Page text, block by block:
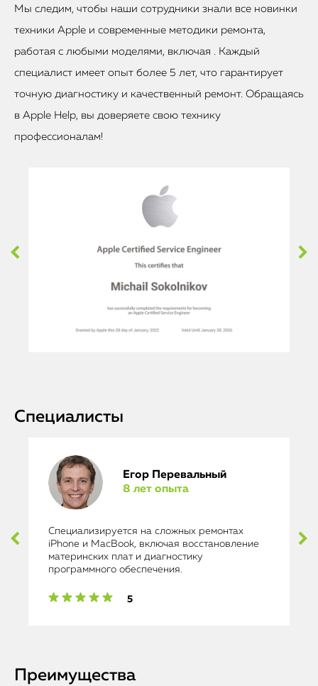
Мы следим, чтобы наши сотрудники знали все новинки
техники Apple и современные методики ремонта,
работая с любыми моделями, включая . Каждый
специалист имеет опыт более 5 лет, что гарантирует
точную диагностику и качественный ремонт. Обращаясь
в Apple Help, вы доверяете свою технику
профессионалам!
Специалисты
Егор Перевальный
8 лет опыта
Специализируется на сложных ремонтах
iPhone и MacBook, включая восстановление
материнских плат и диагностику
программного обеспечения.
5
Преимущества